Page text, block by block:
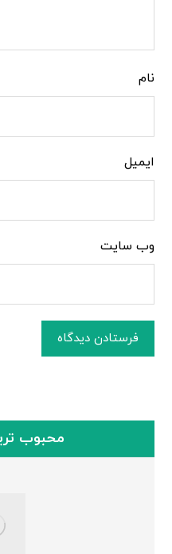
نام
ایمیل
وب‌ سایت
فرستادن دیدگاه
محبوب